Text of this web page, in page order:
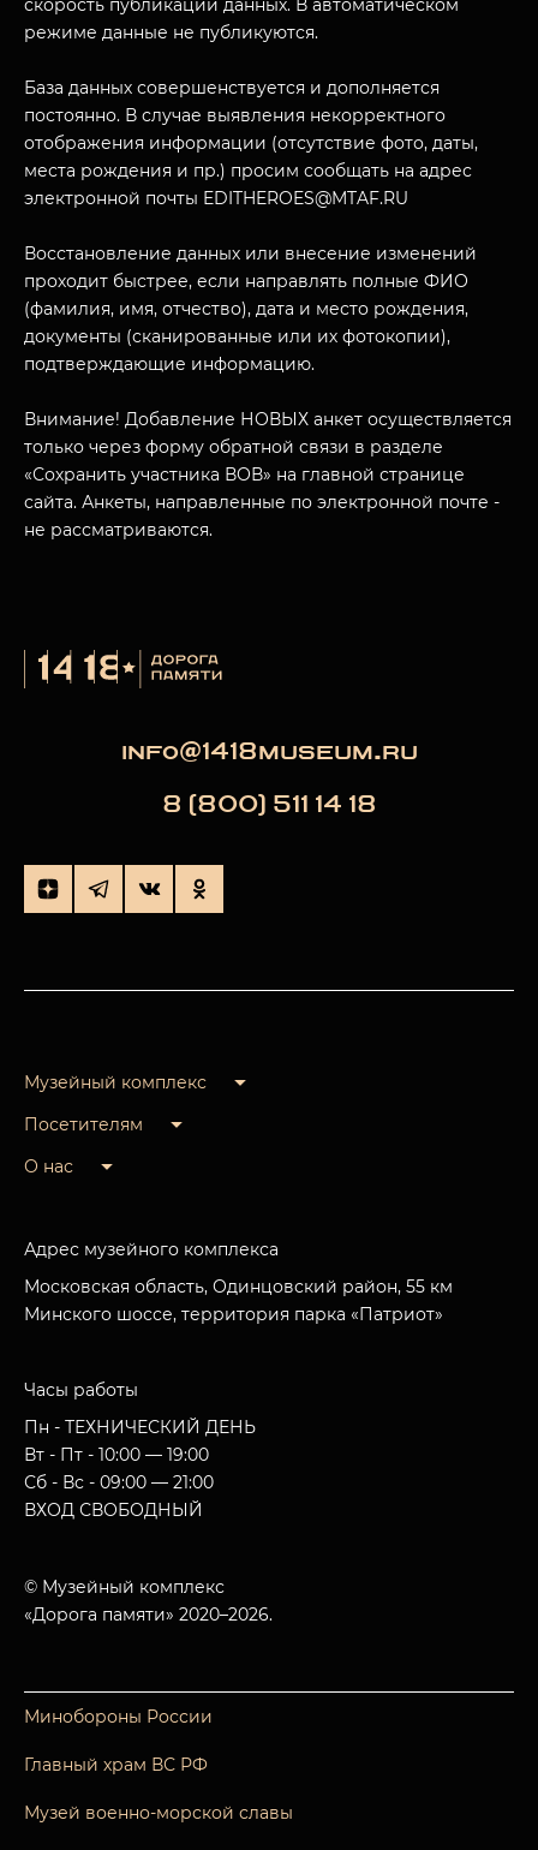
МУЗЕЙНЫЙ КОМПЛЕКС
ПОСЕТИТЕЛЯМ
О НАС
НАЗАД
скорость публикации данных. В автоматическом
режиме данные не публикуются.
База данных совершенствуется и дополняется
постоянно. В случае выявления некорректного
отображения информации (отсутствие фото, даты,
места рождения и пр.) просим сообщать на адрес
электронной почты EDITHEROES@MTAF.RU
Восстановление данных или внесение изменений
проходит быстрее, если направлять полные ФИО
(фамилия, имя, отчество), дата и место рождения,
документы (сканированные или их фотокопии),
подтверждающие информацию.
Внимание! Добавление НОВЫХ анкет осуществляется
только через форму обратной связи в разделе
«Сохранить участника ВОВ» на главной странице
сайта. Анкеты, направленные по электронной почте -
не рассматриваются.
info@1418museum.ru
8 (800) 511 14 18
Музейный комплекс
Посетителям
О нас
Адрес музейного комплекса
Московская область, Одинцовский район, 55 км
Минского шоссе, территория парка «Патриот»
Часы работы
Пн - ТЕХНИЧЕСКИЙ ДЕНЬ
Вт - Пт - 10:00 — 19:00
Сб - Вс - 09:00 — 21:00
ВХОД СВОБОДНЫЙ
© Музейный комплекс
«Дорога памяти» 2020–2026.
Минобороны России
Главный храм ВС РФ
Музей военно-морской славы